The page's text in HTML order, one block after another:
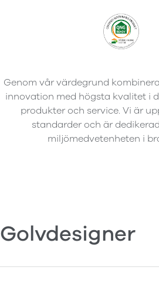
Genom vår värdegrund
innovation med högsta kvalitet i
produkter och service. Vi är
standarder och är
miljömedvetenheten i
Golvdesigner